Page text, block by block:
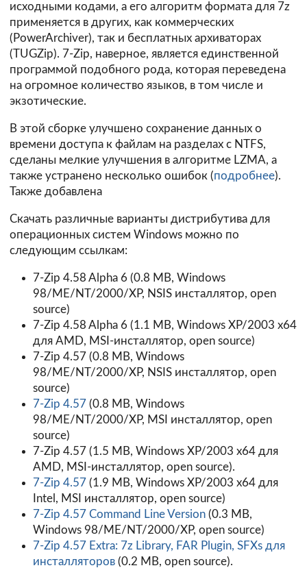
исходными кодами, а его алгоритм формата для 7z
применяется в других, как коммерческих
(PowerArchiver), так и бесплатных архиваторах
(TUGZip). 7-Zip, наверное, является единственной
программой подобного рода, которая переведена
на огромное количество языков, в том числе и
экзотические.
В этой сборке улучшено сохранение данных о
времени доступа к файлам на разделах с NTFS,
сделаны мелкие улучшения в алгоритме LZMA, а
также устранено несколько ошибок (подробнее).
Также добавлена
Скачать различные варианты дистрибутива для
операционных систем Windows можно по
следующим ссылкам:
7-Zip 4.58 Alpha 6 (0.8 MB, Windows
98/ME/NT/2000/XP, NSIS инсталлятор, open
source)
7-Zip 4.58 Alpha 6 (1.1 MB, Windows XP/2003 x64
для AMD, MSI-инсталлятор, open source)
7-Zip 4.57 (0.8 MB, Windows
98/ME/NT/2000/XP, NSIS инсталлятор, open
source)
7-Zip 4.57 (0.8 MB, Windows
98/ME/NT/2000/XP, MSI инсталлятор, open
source)
7-Zip 4.57 (1.5 MB, Windows XP/2003 x64 для
AMD, MSI-инсталлятор, open source).
7-Zip 4.57 (1.9 MB, Windows XP/2003 x64 для
Intel, MSI инсталлятор, open source)
7-Zip 4.57 Command Line Version(0.3 MB,
Windows 98/ME/NT/2000/XP, open source)
7-Zip 4.57 Extra: 7z Library, FAR Plugin, SFXs для
инсталляторов(0.2 MB, open source).